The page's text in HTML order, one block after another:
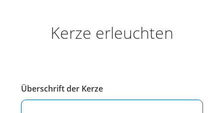
Kerze erleuchten
Überschrift der Kerze